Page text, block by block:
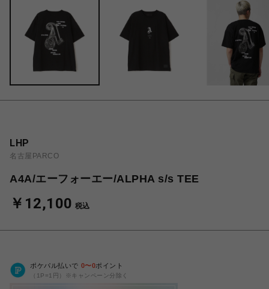
LHP
名古屋PARCO
A4A/エーフォーエー/ALPHA s/s TEE
￥12,100 税込
ポケパル払いで 0〜0ポイント
（1P=1円）※キャンペーン分除く